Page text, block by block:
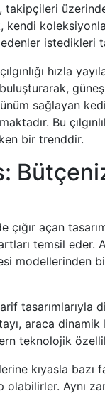
takipçileri
kendi
istedikleri
hızla
sağlayan
Bu
bir trenddir.
açan
temsil
modellerinden
araca
teknolojik
kıyasla bazı
Aynı